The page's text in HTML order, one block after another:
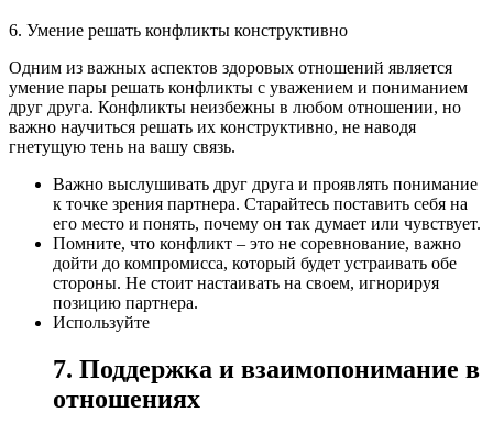
6. Умение решать конфликты конструктивно
Одним из важных аспектов здоровых отношений является
умение пары решать конфликты с уважением и пониманием
друг друга. Конфликты неизбежны в любом отношении, но
важно научиться решать их конструктивно, не наводя
гнетущую тень на вашу связь.
Важно выслушивать друг друга и проявлять понимание
к точке зрения партнера. Старайтесь поставить себя на
его место и понять, почему он так думает или чувствует.
Помните, что конфликт – это не соревнование, важно
дойти до компромисса, который будет устраивать обе
стороны. Не стоит настаивать на своем, игнорируя
позицию партнера.
Используйте
7. Поддержка и взаимопонимание в
отношениях